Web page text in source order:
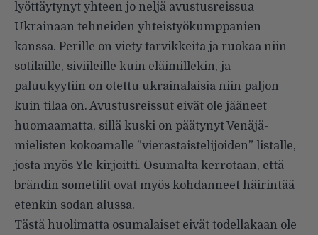
lyöttäytynyt yhteen jo neljä avustusreissua
Ukrainaan tehneiden yhteistyökumppanien
kanssa. Perille on viety tarvikkeita ja ruokaa niin
sotilaille, siviileille kuin eläimillekin, ja
paluukyytiin on otettu ukrainalaisia niin paljon
kuin tilaa on. Avustusreissut eivät ole jääneet
huomaamatta, sillä kuski on päätynyt Venäjä-
mielisten kokoamalle ”vierastaistelijoiden” listalle,
josta myösYle kirjoitti. Osumalta kerrotaan, että
brändin sometilit ovat myös kohdanneet häirintää
etenkin sodan alussa.
Tästä huolimatta osumalaiset eivät todellakaan ole